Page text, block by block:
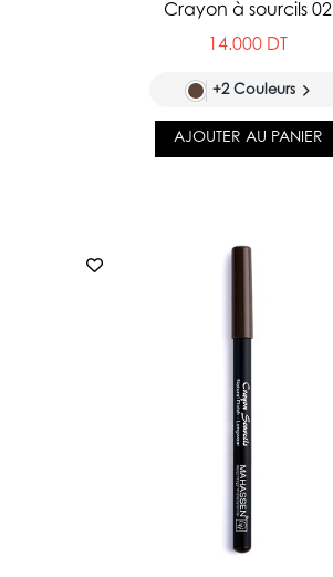
Crayon à sourcils 02
14.000 DT
+2 Couleurs
AJOUTER AU PANIER